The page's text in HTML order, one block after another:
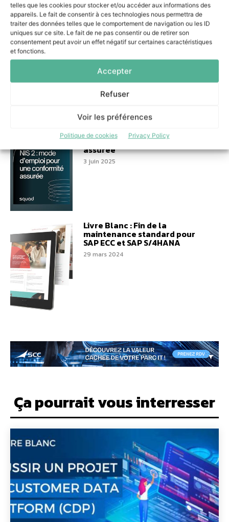
telles que les cookies pour stocker et/ou accéder aux informations des
appareils. Le fait de consentir à ces technologies nous permettra de
traiter des données telles que le comportement de navigation ou les ID
uniques sur ce site. Le fait de ne pas consentir ou de retirer son
consentement peut avoir un effet négatif sur certaines caractéristiques
et fonctions.
Accepter
Refuser
Voir les préférences
Politique de cookies Privacy Policy
Travail hybride en entreprise,
Dstny formalise les bonnes
pratiques
Disponibilité d’un ouvrage
unique sur le NIS 2 : mode
d’emploi pour une conformité
assurée
3 juin 2025
Livre Blanc : Fin de la
maintenance standard pour
SAP ECC et SAP S/4HANA
29 mars 2024
Ça pourrait vous interresser